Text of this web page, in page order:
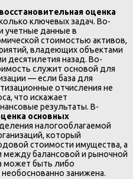
восстановительная оценка
ключевых задач. Во-
учетные данные в
стоимостью активов,
владеющих объектами
десятилетия назад. Во-
служит основой для
— если база для
отчисления не
что искажает
результаты. В-
основных
налогооблагаемой
который
стоимости имущества, а
между балансовой и рыночной
может быть либо
занижена.